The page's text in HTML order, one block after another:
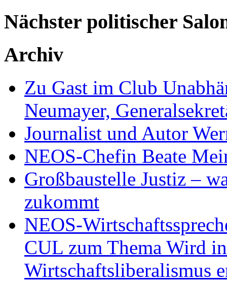
Nächster politischer
Archiv
Zu Gast im Club
Neumayer,
Journalist und Autor
NEOS-Chefin Beate
Großbaustelle Justiz –
zukommt
NEOS-
CUL zum Thema Wird
Wirtschaftsliberalismus